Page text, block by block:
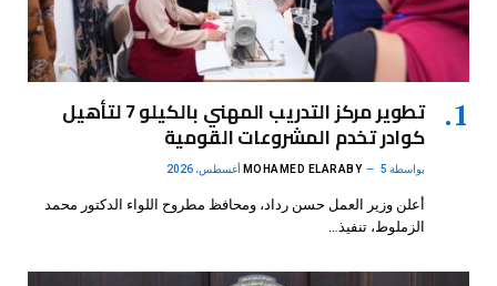
تطوير مركز التدريب المهني بالكيلو 7 لتأهيل
كوادر تخدم المشروعات القومية
بواسطة MOHAMED ELARABY 5 أغسطس، 2026
أعلن وزير العمل حسن رداد، ومحافظ مطروح اللواء الدكتور محمد
الزملوط، تنفيذ…